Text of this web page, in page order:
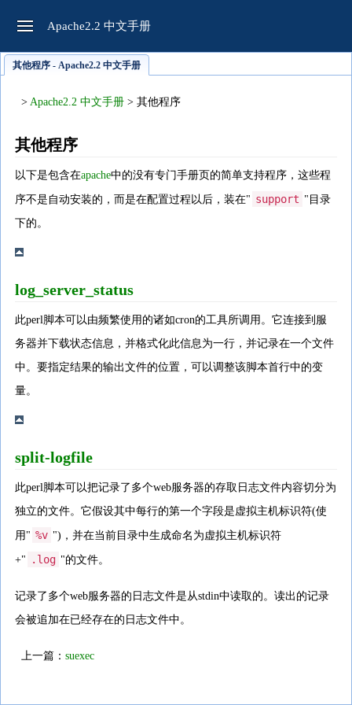
Apache2.2 中文手册
其他程序 - Apache2.2 中文手册
> Apache2.2 中文手册 > 其他程序
其他程序
以下是包含在apache中的没有专门手册页的简单支持程序，这些程
序不是自动安装的，而是在配置过程以后，装在" support "目录
下的。
log_server_status
此perl脚本可以由频繁使用的诸如cron的工具所调用。它连接到服
务器并下载状态信息，并格式化此信息为一行，并记录在一个文件
中。要指定结果的输出文件的位置，可以调整该脚本首行中的变
量。
split-logfile
此perl脚本可以把记录了多个web服务器的存取日志文件内容切分为
独立的文件。它假设其中每行的第一个字段是虚拟主机标识符(使
用" %v ")，并在当前目录中生成命名为虚拟主机标识符
+" .log "的文件。
记录了多个web服务器的日志文件是从stdin中读取的。读出的记录
会被追加在已经存在的日志文件中。
上一篇： suexec